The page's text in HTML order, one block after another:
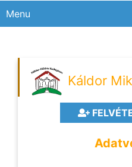
Menu
Káldor